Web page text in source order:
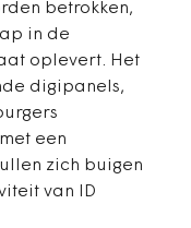
betrokken,
in de
oplevert. Het
digipanels,
een
zich buigen
van ID